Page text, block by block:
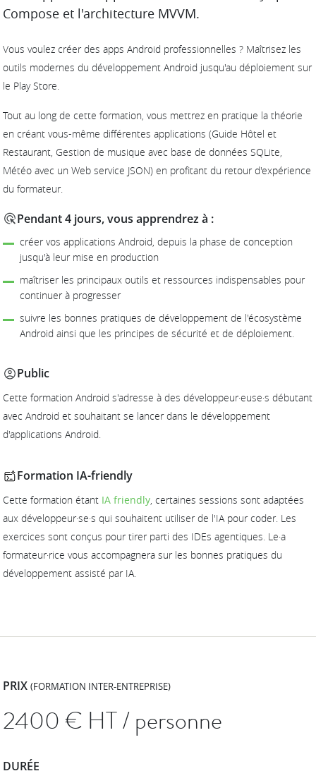
Compose et l'architecture MVVM.
Vous voulez créer des apps Android professionnelles ? Maîtrisez les
outils modernes du développement Android jusqu'au déploiement sur
le Play Store.
Tout au long de cette formation, vous mettrez en pratique la théorie
en créant vous-même différentes applications (Guide Hôtel et
Restaurant, Gestion de musique avec base de données SQLite,
Météo avec un Web service JSON) en profitant du retour d'expérience
du formateur.
Pendant 4 jours, vous apprendrez à :
créer vos applications Android, depuis la phase de conception
jusqu'à leur mise en production
maîtriser les principaux outils et ressources indispensables pour
continuer à progresser
suivre les bonnes pratiques de développement de l'écosystème
Android ainsi que les principes de sécurité et de déploiement.
Public
Cette formation Android s'adresse à des développeur·euse·s débutant
avec Android et souhaitant se lancer dans le développement
d'applications Android.
Formation IA-friendly
Cette formation étant IA friendly, certaines sessions sont adaptées
aux développeur·se·s qui souhaitent utiliser de l'IA pour coder. Les
exercices sont conçus pour tirer parti des IDEs agentiques. Le·a
formateur·rice vous accompagnera sur les bonnes pratiques du
développement assisté par IA.
PRIX(FORMATION INTER-ENTREPRISE)
2400€ HT / personne
DURÉE